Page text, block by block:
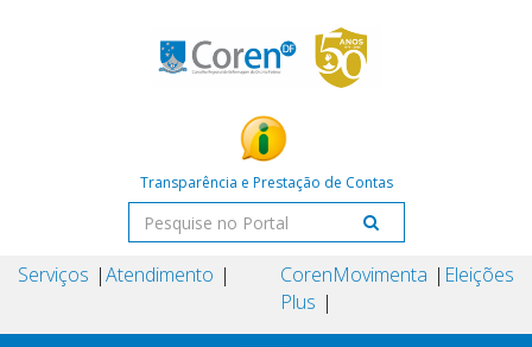
Transparência e Prestação de Contas
Serviços Atendimento
Coren
Plus
Movimenta Eleições